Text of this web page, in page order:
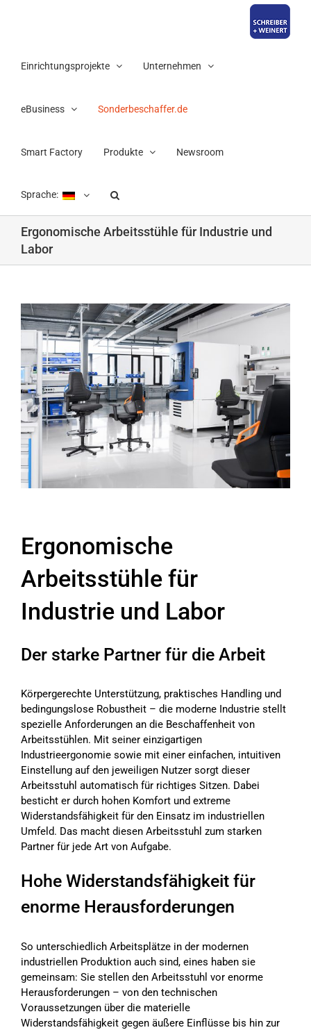
Einrichtungsprojekte Unternehmen
eBusiness Sonderbeschaffer.de
Smart Factory Produkte Newsroom
Sprache:
Ergonomische Arbeitsstühle für Industrie und
Labor
Ergonomische
Arbeitsstühle für
Industrie und Labor
Der starke Partner für die Arbeit
Körpergerechte Unterstützung, praktisches Handling und
bedingungslose Robustheit – die moderne Industrie stellt
spezielle Anforderungen an die Beschaffenheit von
Arbeitsstühlen. Mit seiner einzigartigen
Industrieergonomie sowie mit einer einfachen, intuitiven
Einstellung auf den jeweiligen Nutzer sorgt dieser
Arbeitsstuhl automatisch für richtiges Sitzen. Dabei
besticht er durch hohen Komfort und extreme
Widerstandsfähigkeit für den Einsatz im industriellen
Umfeld. Das macht diesen Arbeitsstuhl zum starken
Partner für jede Art von Aufgabe.
Hohe Widerstandsfähigkeit für
enorme Herausforderungen
So unterschiedlich Arbeitsplätze in der modernen
industriellen Produktion auch sind, eines haben sie
gemeinsam: Sie stellen den Arbeitsstuhl vor enorme
Herausforderungen – von den technischen
Voraussetzungen über die materielle
Widerstandsfähigkeit gegen äußere Einflüsse bis hin zur